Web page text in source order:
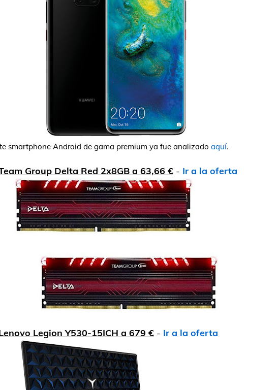
smartphone Android de gama premium ya fue analizado aquí.
Team Group Delta Red 2x8GB a 63,66 € - Ir a la oferta
Lenovo Legion Y530-15ICH a 679 € - Ir a la oferta